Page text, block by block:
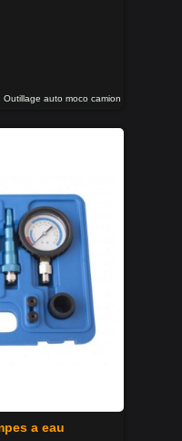
Outillage auto moco camion
a eau